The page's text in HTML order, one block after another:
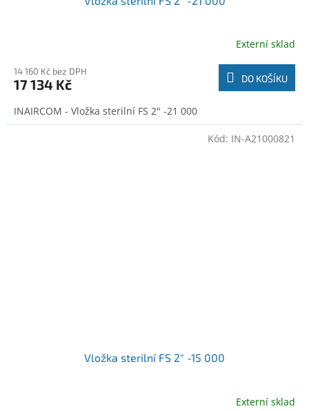
Externí sklad
14 160 Kč bez DPH
17 134 Kč DO KOŠÍKU
INAIRCOM - Vložka sterilní FS 2" -21 000
Vložka sterilní FS 2" -15 000
Externí sklad
Kód: IN-A21000821